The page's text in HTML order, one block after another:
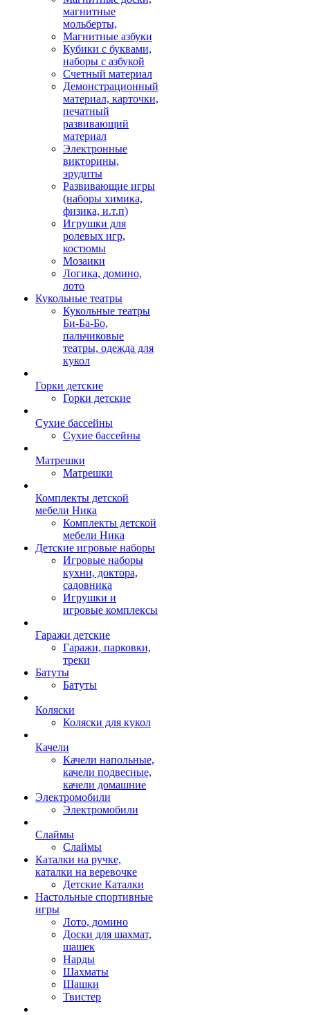
магнитные
мольберты,
Магнитные азбуки
Кубики с буквами,
наборы с азбукой
Счетный материал
Демонстрационный
материал, карточки,
печатный
развивающий
материал
Электронные
викторины,
эрудиты
Развивающие игры
(наборы химика,
физика, и.т.п)
Игрушки для
ролевых игр,
костюмы
Мозаики
Логика, домино,
лото
Кукольные театры
Кукольные театры
Би-Ба-Бо,
пальчиковые
театры, одежда для
кукол
Горки детские
Горки детские
Сухие бассейны
Сухие бассейны
Матрешки
Матрешки
Комплекты детской
мебели Ника
Комплекты детской
мебели Ника
Детские игровые наборы
Игровые наборы
кухни, доктора,
садовника
Игрушки и
игровые комплексы
Гаражи детские
Гаражи, парковки,
треки
Батуты
Батуты
Коляски
Коляски для кукол
Качели
Качели напольные,
качели подвесные,
качели домашние
Электромобили
Электромобили
Слаймы
Слаймы
Каталки на ручке,
каталки на веревочке
Детские Каталки
Настольные спортивные
игры
Лото, домино
Доски для шахмат,
шашек
Нарды
Шахматы
Шашки
Твистер